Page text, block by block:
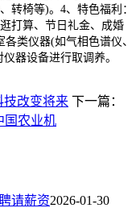
转椅等)。4、特色福利：
打算、节日礼金、成婚
类仪器(如气相色谱仪、
器设备进行取调养。
技改变将来 下一篇：
国农业机
请薪资2026-01-30